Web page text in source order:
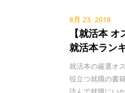
8月 23, 2018
【就活本
就活本ラン
就活本の厳選オ
役立つ就職の書